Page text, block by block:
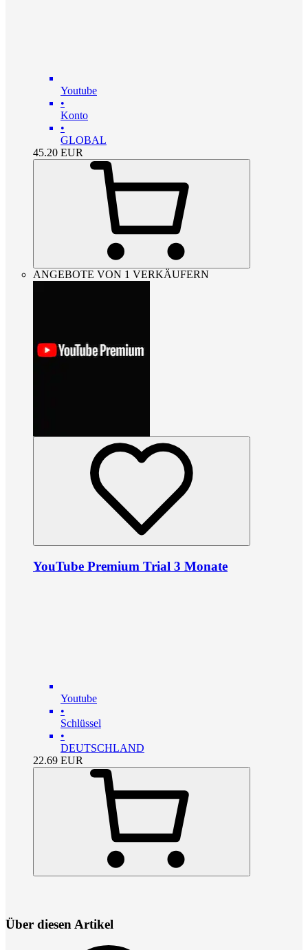
Youtube
•
Konto
•
GLOBAL
45.20 EUR
ANGEBOTE VON 1 VERKÄUFERN
YouTube Premium Trial 3 Monate
Youtube
•
Schlüssel
•
DEUTSCHLAND
22.69 EUR
Über diesen Artikel